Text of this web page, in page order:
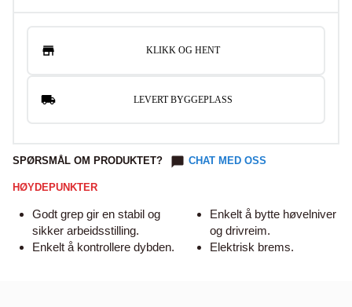
KLIKK OG HENT
LEVERT BYGGEPLASS
SPØRSMÅL OM PRODUKTET? CHAT MED OSS
HØYDEPUNKTER
Godt grep gir en stabil og
sikker arbeidsstilling.
Enkelt å kontrollere dybden.
Enkelt å bytte høvelniver
og drivreim.
Elektrisk brems.